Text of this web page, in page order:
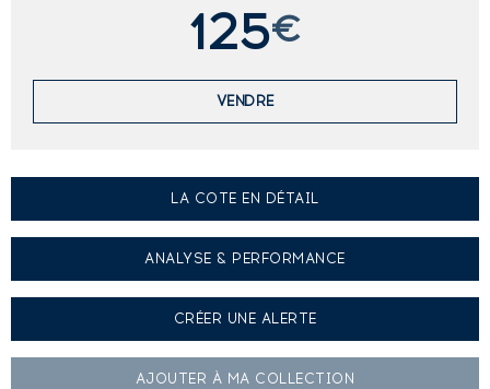
125€
VENDRE
LA COTE EN DÉTAIL
ANALYSE & PERFORMANCE
CRÉER UNE ALERTE
AJOUTER À MA COLLECTION